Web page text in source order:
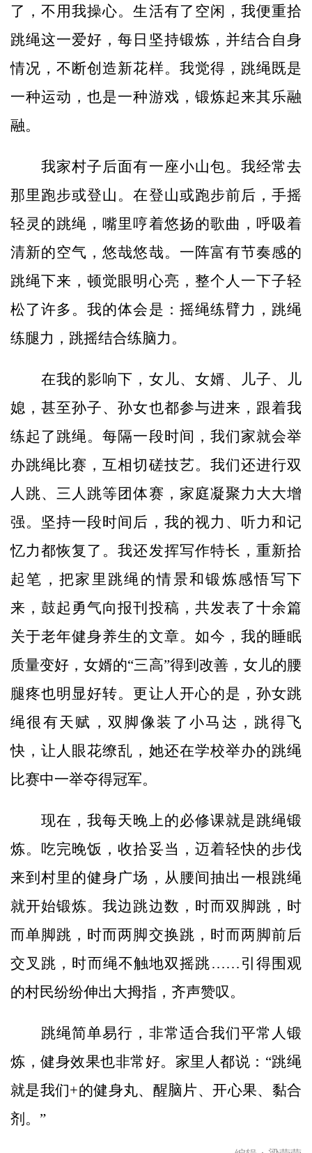
了，不用我操心。生活有了空闲，我便重拾
跳绳这一爱好，每日坚持锻炼，并结合自身
情况，不断创造新花样。我觉得，跳绳既是
一种运动，也是一种游戏，锻炼起来其乐融
融。
我家村子后面有一座小山包。我经常去
那里跑步或登山。在登山或跑步前后，手摇
轻灵的跳绳，嘴里哼着悠扬的歌曲，呼吸着
清新的空气，悠哉悠哉。一阵富有节奏感的
跳绳下来，顿觉眼明心亮，整个人一下子轻
松了许多。我的体会是：摇绳练臂力，跳绳
练腿力，跳摇结合练脑力。
在我的影响下，女儿、女婿、儿子、儿
媳，甚至孙子、孙女也都参与进来，跟着我
练起了跳绳。每隔一段时间，我们家就会举
办跳绳比赛，互相切磋技艺。我们还进行双
人跳、三人跳等团体赛，家庭凝聚力大大增
强。坚持一段时间后，我的视力、听力和记
忆力都恢复了。我还发挥写作特长，重新拾
起笔，把家里跳绳的情景和锻炼感悟写下
来，鼓起勇气向报刊投稿，共发表了十余篇
关于老年健身养生的文章。如今，我的睡眠
质量变好，女婿的“三高”得到改善，女儿的腰
腿疼也明显好转。更让人开心的是，孙女跳
绳很有天赋，双脚像装了小马达，跳得飞
快，让人眼花缭乱，她还在学校举办的跳绳
比赛中一举夺得冠军。
现在，我每天晚上的必修课就是跳绳锻
炼。吃完晚饭，收拾妥当，迈着轻快的步伐
来到村里的健身广场，从腰间抽出一根跳绳
就开始锻炼。我边跳边数，时而双脚跳，时
而单脚跳，时而两脚交换跳，时而两脚前后
交叉跳，时而绳不触地双摇跳……引得围观
的村民纷纷伸出大拇指，齐声赞叹。
跳绳简单易行，非常适合我们平常人锻
炼，健身效果也非常好。家里人都说：“跳绳
就是我们+的健身丸、醒脑片、开心果、黏合
剂。”